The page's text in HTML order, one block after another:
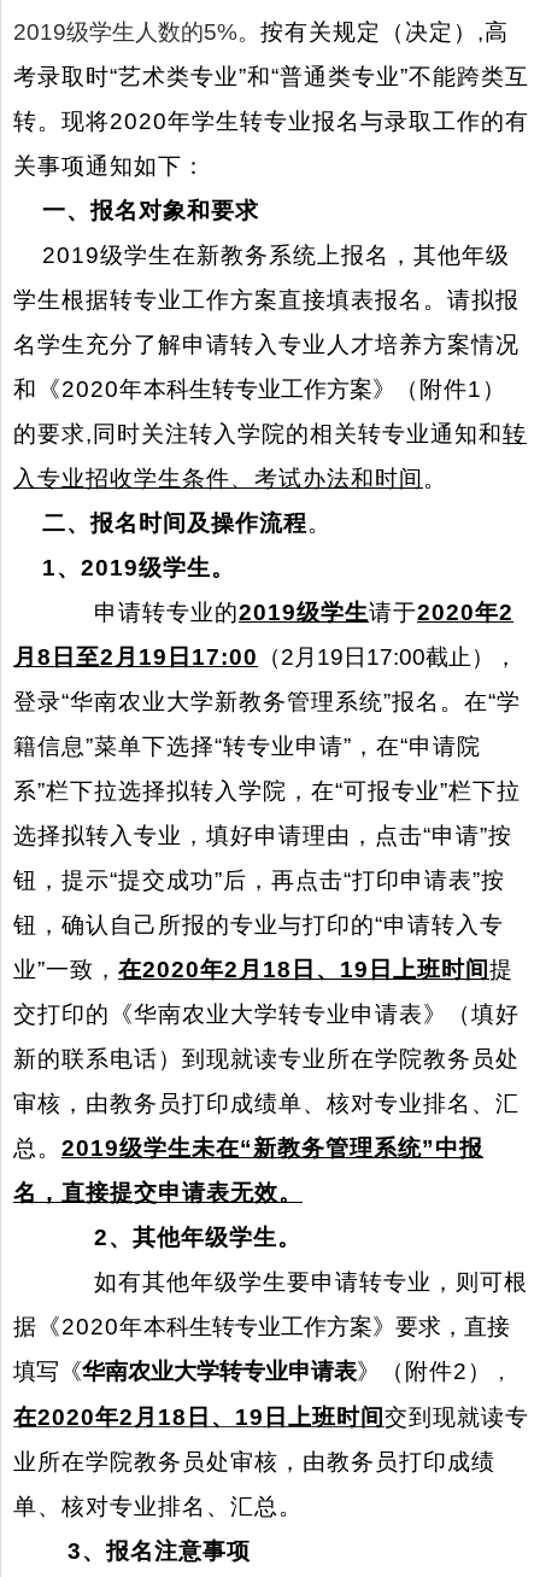
2019级学生人数的5%。 按有关规定（决定） ,高
考录取时“艺术类专业”和“普通类专业”不能跨类互
转。现将2020年学生转专业报名与录取工作的有
关事项通知如下：
一、报名对象和要求
2019级学生在新教务系统上报名，其他年级
学生根据转专业工作方案直接填表报名。请拟报
名学生充分了解申请转入专业人才培养方案情况
和《2020年本科生转专业工作方案》 （附件1 ）
的要求, 同时关注转入学院的相关转专业通知和转
入专业招收学生条件、考试办法和时间 。
二、报名时间及操作流程。
1、 2019级学生。
申请转专业的2019级学生请于2020年2
月 8 日至2 月 19 日 17:00 （2 月 19 日 17:00截止），
登录“华南农业大学新教务管理系统”报名。在“学
籍信息”菜单下选择“转专业申请”，在“申请院
系”栏下拉选择拟转入学院，在“可报专业”栏下拉
选择拟转入专业，填好申请理由，点击“申请”按
钮，提示“提交成功”后，再点击“打印申请表”按
钮，确认自己所报的专业与打印的“申请转入专
业”一致， 在2020年2 月 18 日、 19 日上班时间提
交打印的《华南农业大学转专业申请表》（填好
新的联系电话）到现就读专业所在学院教务员处
审核，由教务员打印成绩单、核对专业排名、汇
总。 2019级学生未在“新教务管理系统”中报
名，直接提交申请表无效。
2、其他年级学生。
如有其他年级学生要申请转专业，则可根
据《2020年本科生转专业工作方案》要求，直接
填写《华南农业大学转专业申请表》（附件2 ） ，
在2020年2 月 18 日、 19 日上班时间交到现就读专
业所在学院教务员处审核，由教务员打印成绩
单、核对专业排名、汇总。
3、报名注意事项